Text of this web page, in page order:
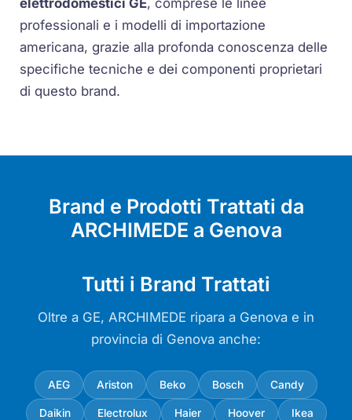
elettrodomestici GE, comprese le linee
professionali e i modelli di importazione
americana, grazie alla profonda conoscenza delle
specifiche tecniche e dei componenti proprietari
di questo brand.
Brand e Prodotti Trattati da
ARCHIMEDE a Genova
Tutti i Brand Trattati
Oltre a GE, ARCHIMEDE ripara a Genova e in
provincia di Genova anche:
AEG Ariston Beko Bosch Candy
Daikin Electrolux Haier Hoover Ikea